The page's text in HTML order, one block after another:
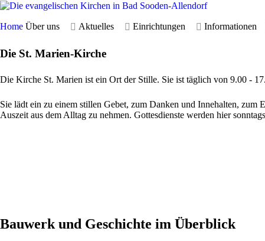
Home Über uns Aktuelles Einrichtungen Informationen
Die St. Marien-Kirche
Die Kirche St. Marien ist ein Ort der Stille. Sie ist täglich von 9.00 -
Sie lädt ein zu einem stillen Gebet, zum Danken und Innehalten, zum
Auszeit aus dem Alltag zu nehmen. Gottesdienste werden hier
Bauwerk und Geschichte im Überblick